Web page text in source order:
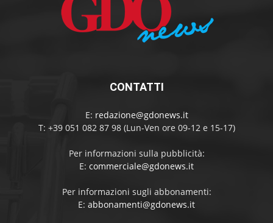
CONTATTI
E: redazione@gdonews.it
T: +39 051 082 87 98 (Lun-Ven ore 09-12 e 15-17)
Per informazioni sulla pubblicità:
E: commerciale@gdonews.it
Per informazioni sugli abbonamenti:
E: abbonamenti@gdonews.it